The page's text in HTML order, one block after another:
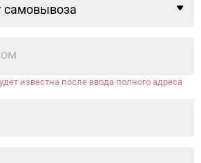
самовывоза
известна после ввода полного адреса